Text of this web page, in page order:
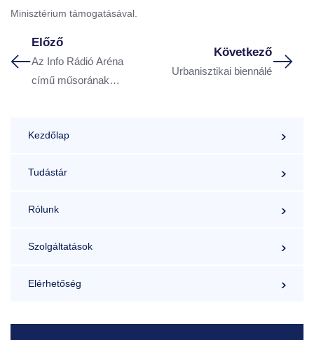
Minisztérium támogatásával.
Előző
Az Info Rádió Aréna
című műsorának
Következő
Urbanisztikai biennálé
Kezdőlap
Tudástár
Rólunk
Szolgáltatások
Elérhetőség